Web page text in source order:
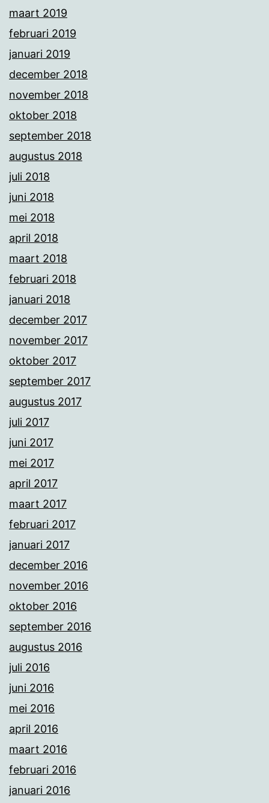
maart 2019
februari 2019
januari 2019
december 2018
november 2018
oktober 2018
september 2018
augustus 2018
juli 2018
juni 2018
mei 2018
april 2018
maart 2018
februari 2018
januari 2018
december 2017
november 2017
oktober 2017
september 2017
augustus 2017
juli 2017
juni 2017
mei 2017
april 2017
maart 2017
februari 2017
januari 2017
december 2016
november 2016
oktober 2016
september 2016
augustus 2016
juli 2016
juni 2016
mei 2016
april 2016
maart 2016
februari 2016
januari 2016